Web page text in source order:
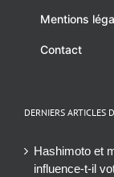
Mentions
Contact
DERNIERS ARTICLES
Hashimoto et
influence-t-il